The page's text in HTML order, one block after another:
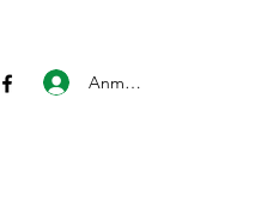
Anmelden